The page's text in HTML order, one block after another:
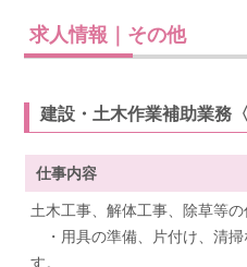
求人情報｜その他
建設・土木作業補助業務〈
仕事内容
土木工事、解体工事、除草等
・用具の準備、片付け、清
す。